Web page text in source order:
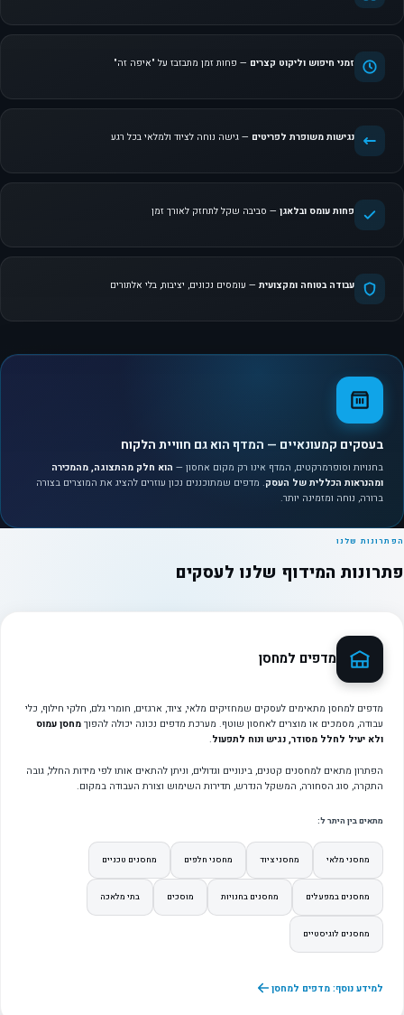
זמני חיפוש וליקוט קצרים — פחות זמן מתבזבז על "איפה זה"
נגישות משופרת לפריטים — גישה נוחה לציוד ולמלאי בכל רגע
פחות עומס ובלאגן — סביבה שקל לתחזק לאורך זמן
עבודה בטוחה ומקצועית — עומסים נכונים, יציבות, בלי אלתורים
בעסקים קמעונאיים — המדף הוא גם חוויית הלקוח
בחנויות וסופרמרקטים, המדף אינו רק מקום אחסון — הוא חלק מהתצוגה, מהמכירה
ומהנראות הכללית של העסק. מדפים שמתוכננים נכון עוזרים להציג את המוצרים בצורה
ברורה, נוחה ומזמינה יותר.
הפתרונות שלנו
פתרונות המידוף שלנו לעסקים
מדפים למחסן
מדפים למחסן מתאימים לעסקים שמחזיקים מלאי, ציוד, ארגזים, חומרי גלם, חלקי חילוף, כלי
עבודה, מסמכים או מוצרים לאחסון שוטף. מערכת מדפים נכונה יכולה להפוך מחסן עמוס
ולא יעיל לחלל מסודר, נגיש ונוח לתפעול.
הפתרון מתאים למחסנים קטנים, בינוניים וגדולים, וניתן להתאים אותו לפי מידות החלל, גובה
התקרה, סוג הסחורה, המשקל הנדרש, תדירות השימוש וצורת העבודה במקום.
מתאים בין היתר ל:
מחסני מלאי מחסני ציוד מחסני חלפים מחסנים טכניים
מחסנים במפעלים מחסנים בחנויות מוסכים בתי מלאכה
מחסנים לוגיסטיים
למידע נוסף: מדפים למחסן